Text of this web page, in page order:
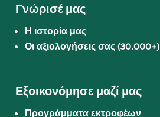
Γνώρισέ μας
Η ιστορία μας
Οι αξιολογήσεις σας (30.000+)
Εξοικονόμησε μαζί μας
Προγράμματα εκτροφέων